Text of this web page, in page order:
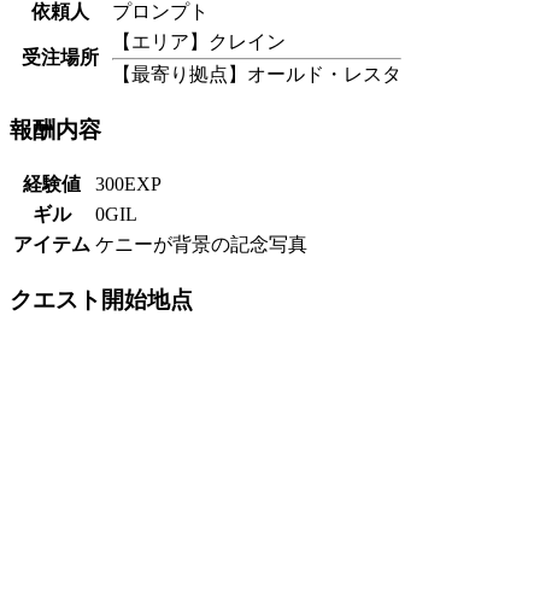
依頼人
プロンプト
受注場所
【エリア】クレイン
【最寄り拠点】オールド・レスタ
報酬内容
経験値
300EXP
ギル
0GIL
アイテム ケニーが背景の記念写真
クエスト開始地点